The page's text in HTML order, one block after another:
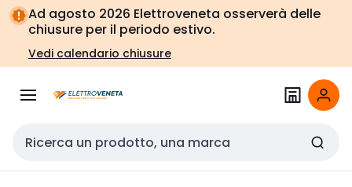
Vai alla
navigazione
Vai
alla
pagina
Ad agosto 2026 Elettroveneta osserverà delle
chiusure per il periodo estivo.
Vedi calendario chiusure
Cerca input